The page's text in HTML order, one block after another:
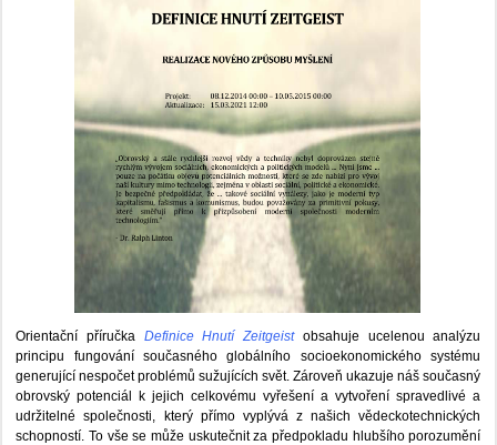
Orientační příručka Definice Hnutí Zeitgeistobsahuje ucelenou analýzu
principu fungování současného globálního socioekonomického systému
generující nespočet problémů sužujících svět. Zároveň ukazuje náš současný
obrovský potenciál k jejich celkovému vyřešení a vytvoření spravedlivé a
udržitelné společnosti, který přímo vyplývá z našich vědeckotechnických
schopností. To vše se může uskutečnit za předpokladu hlubšího porozumění